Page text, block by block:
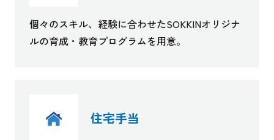
個々のスキル、経験に合わせたSOKKINオリジナ
ルの育成・教育プログラムを用意。
住宅手当